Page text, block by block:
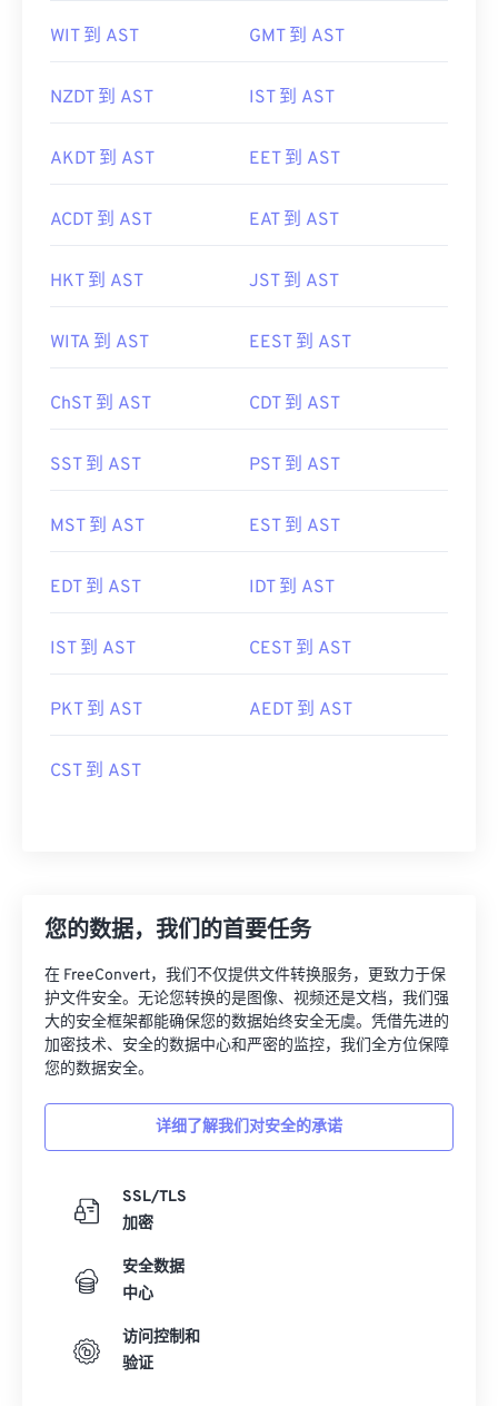
WIT 到 AST GMT 到 AST
NZDT 到 AST IST 到 AST
AKDT 到 AST EET 到 AST
ACDT 到 AST EAT 到 AST
HKT 到 AST JST 到 AST
WITA 到 AST EEST 到 AST
ChST 到 AST CDT 到 AST
SST 到 AST PST 到 AST
MST 到 AST EST 到 AST
EDT 到 AST IDT 到 AST
IST 到 AST CEST 到 AST
PKT 到 AST AEDT 到 AST
CST 到 AST
您的数据，我们的首要任务
在 FreeConvert，我们不仅提供文件转换服务，更致力于保
护文件安全。无论您转换的是图像、视频还是文档，我们强
大的安全框架都能确保您的数据始终安全无虞。凭借先进的
加密技术、安全的数据中心和严密的监控，我们全方位保障
您的数据安全。
详细了解我们对安全的承诺
SSL/TLS
加密
安全数据
中心
访问控制和
验证